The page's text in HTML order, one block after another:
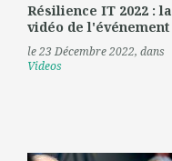
Résilience IT 2022 : la
vidéo de l'événement
le 23 Décembre 2022, dans
Videos